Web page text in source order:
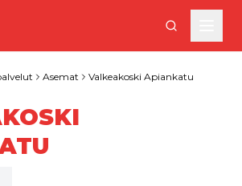
Asemat Valkeakoski Apiankatu